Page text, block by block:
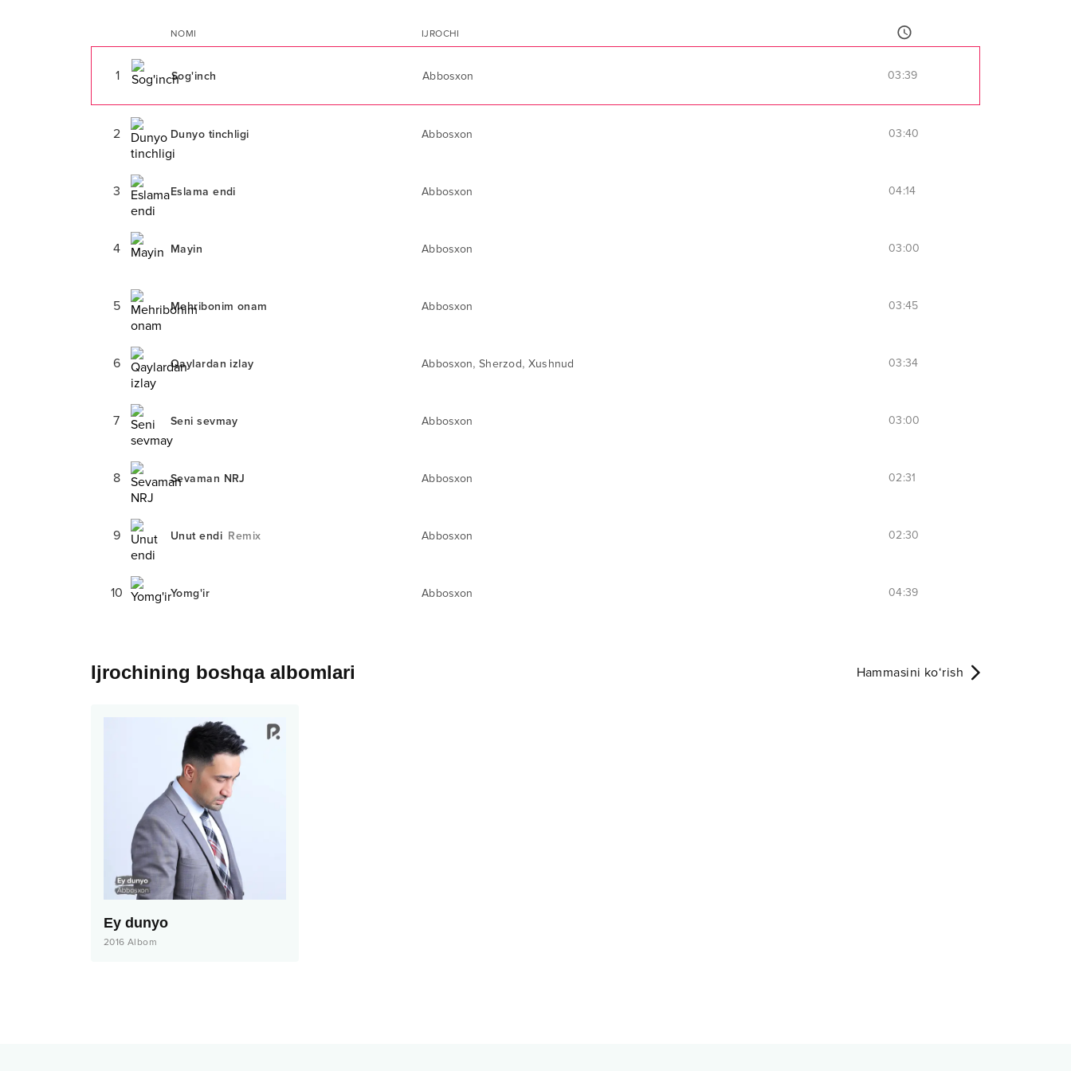
NOMI IJROCHI
1 Sog'inch Abbosxon 03:39
2 Dunyo tinchligi Abbosxon 03:40
3 Eslama endi Abbosxon 04:14
4 Mayin Abbosxon 03:00
5 Mehribonim onam Abbosxon 03:45
6 Qaylardan izlay Abbosxon, Sherzod, Xushnud 03:34
7 Seni sevmay Abbosxon 03:00
8 Sevaman NRJ Abbosxon 02:31
9 Unut endi Remix Abbosxon 02:30
10 Yomg'ir Abbosxon 04:39
Ijrochining boshqa albomlari Hammasini ko‘rish
Ey dunyo
2016 Albom